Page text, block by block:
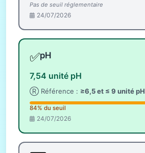
Pas de seuil réglementaire
24/07/2026
✅pH
7,54 unité pH
Ⓡ Référence : ≥6,5 et ≤ 9 unité pH
84% du seuil
24/07/2026